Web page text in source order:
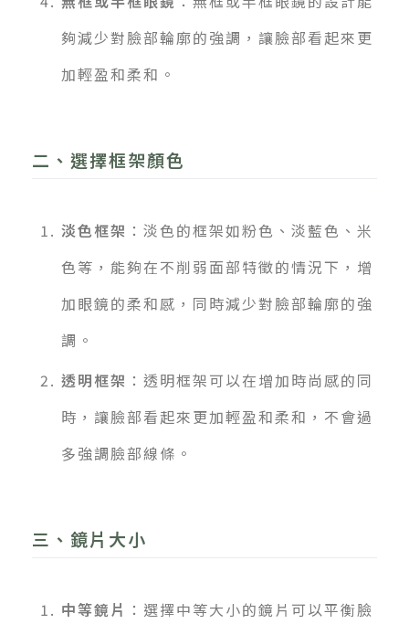
夠減少對臉部輪廓的強調，讓臉部看起來更
加輕盈和柔和。
二、選擇框架顏色
淡色框架 ：淡色的框架如粉色、淡藍色、米
色等，能夠在不削弱面部特徵的情況下，增
加眼鏡的柔和感，同時減少對臉部輪廓的強
調。
透明框架 ：透明框架可以在增加時尚感的同
時，讓臉部看起來更加輕盈和柔和，不會過
多強調臉部線條。
三、鏡片大小
中等鏡片 ：選擇中等大小的鏡片可以平衡臉